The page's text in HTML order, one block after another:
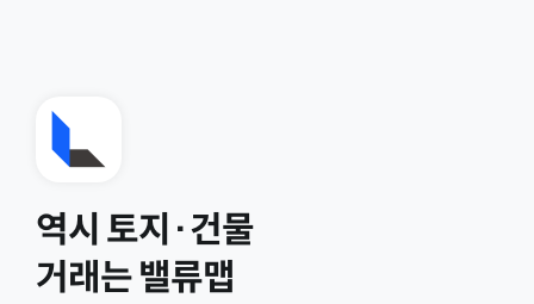
역시 토지·건물
거래는 밸류맵